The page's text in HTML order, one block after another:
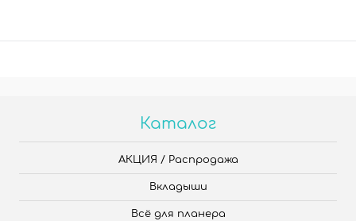
Каталог
АКЦИЯ / Распродажа
Вкладыши
Всё для планера